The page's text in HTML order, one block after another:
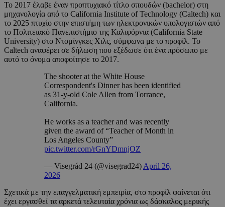
Το 2017 έλαβε έναν προπτυχιακό τίτλο σπουδών (bachelor) στη
μηχανολογία από το California Institute of Technology (Caltech) και
το 2025 πτυχίο στην επιστήμη των ηλεκτρονικών υπολογιστών από
το Πολιτειακό Πανεπιστήμιο της Καλιφόρνια (California State
University) στο Ντομίνγκες Χιλς, σύμφωνα με το προφίλ. Το
Caltech αναφέρει σε δήλωση που εξέδωσε ότι ένα πρόσωπο με
αυτό το όνομα αποφοίτησε το 2017.
The shooter at the White House
Correspondent's Dinner has been identified
as 31-y-old Cole Allen from Torrance,
California.
He works as a teacher and was recently
given the award of “Teacher of Month in
Los Angeles County”
pic.twitter.com/rGnYDmnjOZ
— Visegrád 24 (@visegrad24) April 26,
2026
Σχετικά με την επαγγελματική εμπειρία, στο προφίλ φαίνεται ότι
έχει εργασθεί τα αρκετά τελευταία χρόνια ως δάσκαλος μερικής